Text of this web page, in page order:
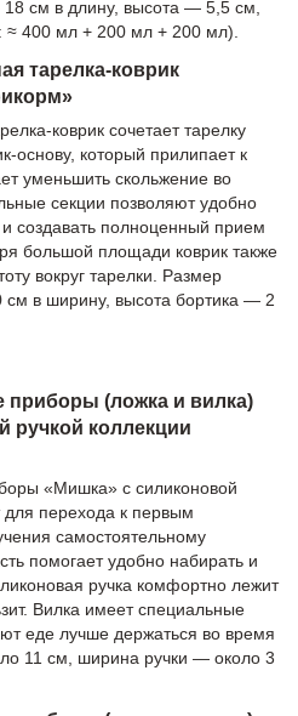
см в длину, высота — 5,5 см,
400 мл + 200 мл + 200 мл).
тарелка-коврик
коврик сочетает тарелку
основу, который прилипает к
уменьшить скольжение во
секции позволяют удобно
создавать полноценный прием
большой площади коврик также
вокруг тарелки. Размер
см в ширину, высота бортика — 2
приборы (ложка и вилка)
ручкой коллекции
«Мишка» с силиконовой
перехода к первым
самостоятельному
помогает удобно набирать и
ручка комфортно лежит
Вилка имеет специальные
еде лучше держаться во время
11 см, ширина ручки — около 3